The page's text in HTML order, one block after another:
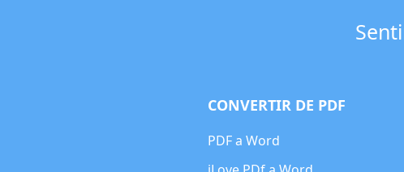
CONVERTIR DE PDF
PDF a Word